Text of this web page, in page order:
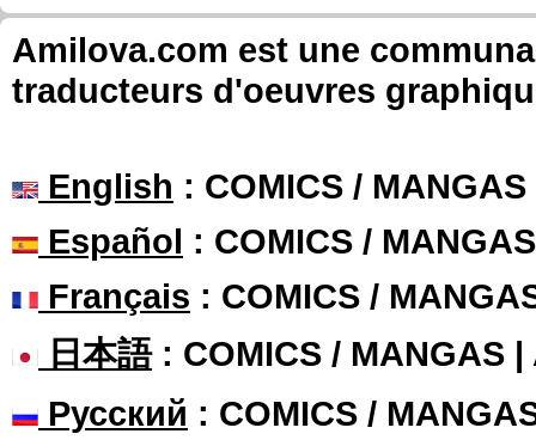
Amilova.com est une
traducteurs d'oeuvres
English : COMICS /
Español : COMICS /
Français : COMICS /
日本語: COMICS / MANGAS |
Русский : COMICS /